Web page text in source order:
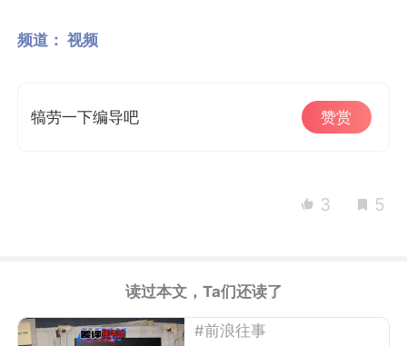
频道： 视频
犒劳一下编导吧 赞赏
3 5
读过本文，Ta们还读了
#前浪往事